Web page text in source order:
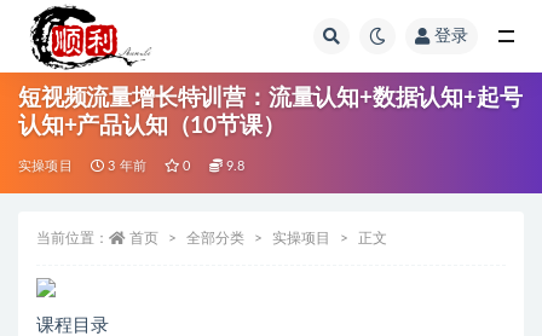
登录
短视频流量增长特训营：流量认知+数据认知+起号
认知+产品认知（10节课）
实操项目 3 年前 0 9.8
当前位置： 首页 全部分类 实操项目 正文
课程目录
全部